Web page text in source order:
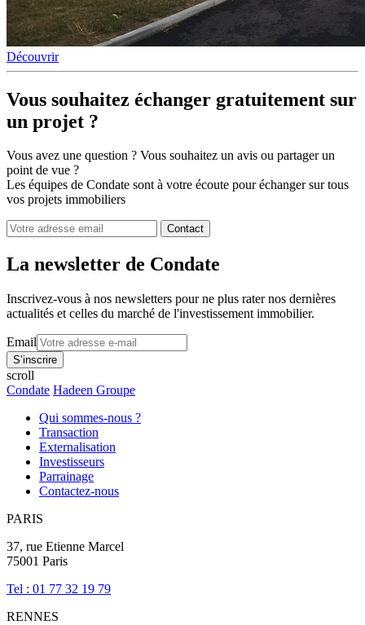
Découvrir
Vous souhaitez échanger gratuitement sur
un projet ?
Vous avez une question ? Vous souhaitez un avis ou partager un
point de vue ?
Les équipes de Condate sont à votre écoute pour échanger sur tous
vos projets immobiliers
Contact
La newsletter de Condate
Inscrivez-vous à nos newsletters pour ne plus rater nos dernières
actualités et celles du marché de l'investissement immobilier.
Email
scroll
Condate Hadeen Groupe
Qui sommes-nous ?
Transaction
Externalisation
Investisseurs
Parrainage
Contactez-nous
PARIS
37, rue Etienne Marcel
75001 Paris
Tel : 01 77 32 19 79
RENNES